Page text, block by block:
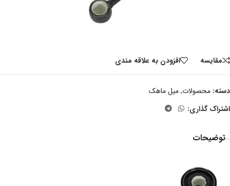
مقايسه افزودن به علاقه مندی
دسته: محصولات,میل ماهک
اشتراک گذاری:
توضیحات